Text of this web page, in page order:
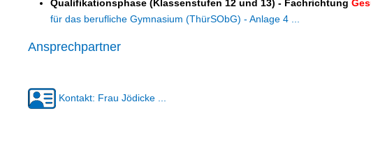
Qualifikationsphase (Klassenstufen 12 und 13) - Fachrichtung
für das berufliche Gymnasium (ThürSObG) - Anlage 4 ...
Ansprechpartner
Kontakt: Frau Jödicke ...